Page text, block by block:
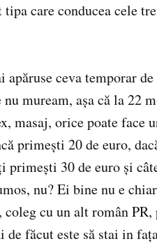
care conducea cele
ceva temporar
muream, aşa că la 22
masaj, orice poate face
primeşti 20 de euro,
primeşti 30 de euro şi
nu? Ei bine nu e
cu un alt român
de făcut este să stai in